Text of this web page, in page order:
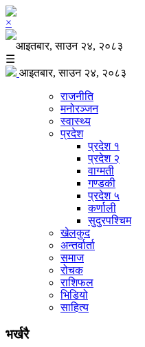
×
आइतबार, साउन २४, २०८३
☰
आइतबार, साउन २४, २०८३
राजनीति
मनोरञ्जन
स्वास्थ्य
प्रदेश
प्रदेश १
प्रदेश २
वाग्मती
गण्डकी
प्रदेश ५
कर्णाली
सुदुरपश्चिम
खेलकुद
अन्तर्वार्ता
समाज
रोचक
राशिफल
भिडियो
साहित्य
भर्खरै